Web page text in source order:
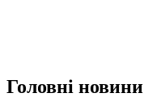
Головні новини